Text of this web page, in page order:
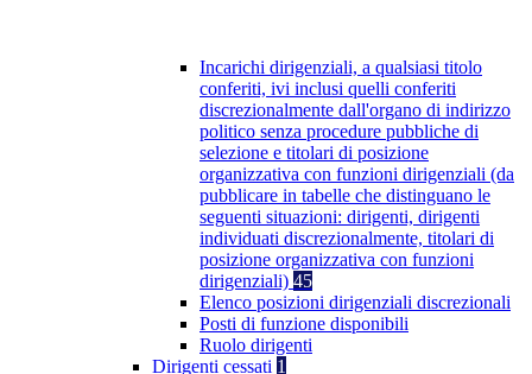
Incarichi dirigenziali, a qualsiasi titolo
conferiti, ivi inclusi quelli conferiti
discrezionalmente dall'organo di indirizzo
politico senza procedure pubbliche di
selezione e titolari di posizione
organizzativa con funzioni dirigenziali (da
pubblicare in tabelle che distinguano le
seguenti situazioni: dirigenti, dirigenti
individuati discrezionalmente, titolari di
posizione organizzativa con funzioni
dirigenziali) 45
Elenco posizioni dirigenziali discrezionali
Posti di funzione disponibili
Ruolo dirigenti
Dirigenti cessati 1